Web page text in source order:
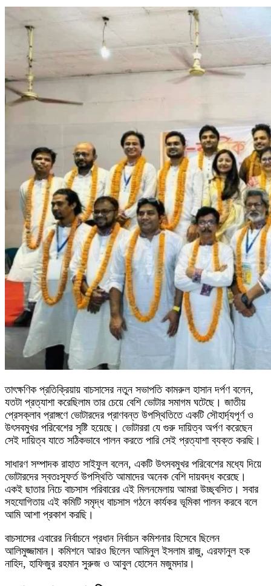
তাৎক্ষণিক প্রতিক্রিয়ায় বাচসাসের নতুন সভাপতি কামরুল হাসান দর্পণ বলেন,
যতটা প্রত্যাশা করেছিলাম তার চেয়ে বেশি ভোটার সমাগম ঘটেছে। জাতীয়
প্রেসক্লাব প্রাঙ্গণে ভোটারদের প্রাণবন্ত উপস্থিতিতে একটি সৌহার্দ্যপূর্ণ ও
উৎসবমুখর পরিবেশের সৃষ্টি হয়েছে। ভোটাররা যে গুরু দায়িত্ব অর্পণ করেছেন
সেই দায়িত্ব যাতে সঠিকভাবে পালন করতে পারি সেই প্রত্যাশা ব্যক্ত করছি।
সাধারণ সম্পাদক রাহাত সাইফুল বলেন, একটি উৎসবমুখর পরিবেশের মধ্যে দিয়ে
ভোটারদের স্বতঃস্ফূর্ত উপস্থিতি আমাদের অনেক বেশি দায়বদ্ধ করেছে।
একই ছাতার নিচে বাচসাস পরিবারের এই মিলনমেলায় আমরা উচ্ছ্বসিত। সবার
সহযোগিতায় এই কমিটি সমৃদ্ধ বাচসাস গঠনে কার্যকর ভূমিকা পালন করবে বলে
আমি আশা প্রকাশ করছি।
বাচসাসের এবারের নির্বাচনে প্রধান নির্বাচন কমিশনার হিসেবে ছিলেন
আলিমুজ্জামান। কমিশনে আরও ছিলেন আমিনুল ইসলাম রাজু, এরফানুল হক
নাহিদ, হাফিজুর রহমান সুরুজ ও আবুল হোসেন মজুমদার।